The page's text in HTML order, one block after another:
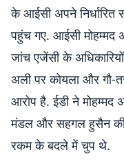
के आईसी अपने निर्धारित
पहुंच गए. आईसी
जांच एजेंसी के
अली पर कोयला और गौ-
आरोप है. ईडी ने मोहम्मद
मंडल और सहगल हुसैन की
रकम के बदले में चुप थे.